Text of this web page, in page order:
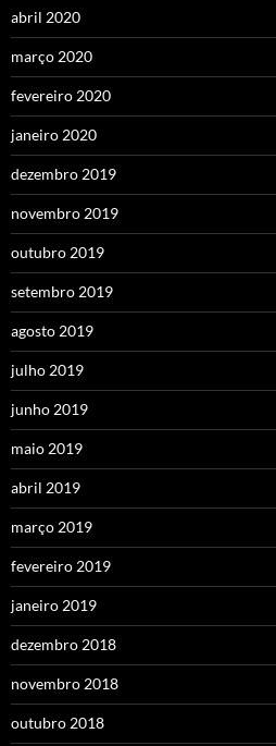
abril 2020
março 2020
fevereiro 2020
janeiro 2020
dezembro 2019
novembro 2019
outubro 2019
setembro 2019
agosto 2019
julho 2019
junho 2019
maio 2019
abril 2019
março 2019
fevereiro 2019
janeiro 2019
dezembro 2018
novembro 2018
outubro 2018